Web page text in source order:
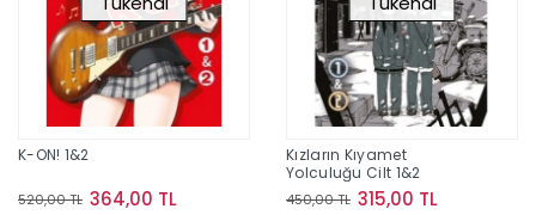
K-ON! 1&2
520,00 TL 364,00 TL
Kızların Kıyamet
Yolculuğu Cilt 1&2
450,00 TL 315,00 TL